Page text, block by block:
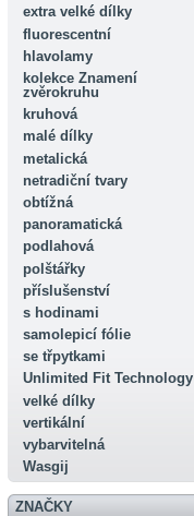
extra velké dílky
fluorescentní
hlavolamy
kolekce Znamení
zvěrokruhu
kruhová
malé dílky
metalická
netradiční tvary
obtížná
panoramatická
podlahová
polštářky
příslušenství
s hodinami
samolepicí fólie
se třpytkami
Unlimited Fit Technology
velké dílky
vertikální
vybarvitelná
Wasgij
ZNAČKY